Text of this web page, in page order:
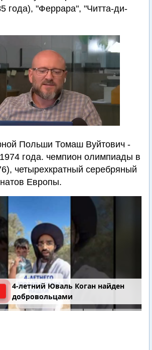
года), "Феррара", "Читта-ди-
Польши Томаш Вуйтович -
года. чемпион олимпиады в
четырехкратный серебряный
Европы.
4-летний Юваль Коган найден
добровольцами